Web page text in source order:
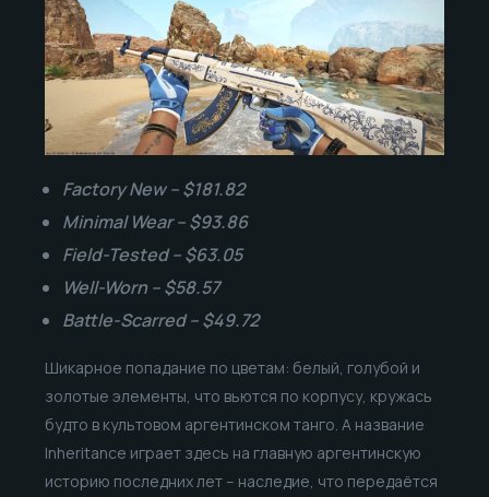
Factory New – $181.82
Minimal Wear – $93.86
Field-Tested – $63.05
Well-Worn – $58.57
Battle-Scarred – $49.72
Шикарное попадание по цветам: белый, голубой и
золотые элементы, что вьются по корпусу, кружась
будто в культовом аргентинском танго. А название
Inheritance играет здесь на главную аргентинскую
историю последних лет – наследие, что передаётся